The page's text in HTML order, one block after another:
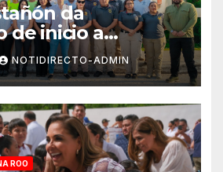
da
de inicio a
Seguro
NOTIDIRECTO-ADMIN
ROO